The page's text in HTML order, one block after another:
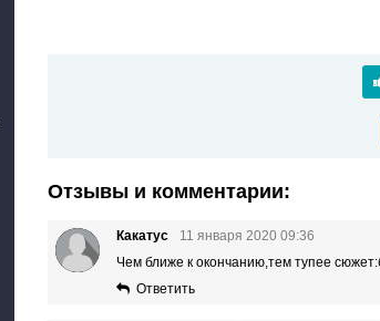
Отзывы и комментарии:
Какатус
11 января 2020 09:36
Чем ближе к окончанию,тем тупее
Ответить